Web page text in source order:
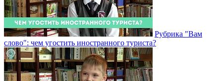
Рубрика "Вам
слово": чем угостить иностранного туриста?